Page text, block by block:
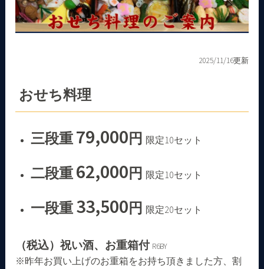
2025/11/16更新
おせち料理
三段重79,000円 限定10セット
二段重62,000円 限定10セット
一段重33,500円 限定20セット
（税込）祝い酒、お重箱付 R6BY
※昨年お買い上げのお重箱をお持ち頂きました方、割